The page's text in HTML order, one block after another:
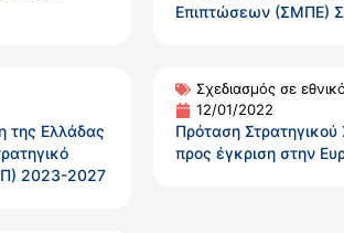
Επιπτώσεων (ΣΜΠΕ)
της Ελλάδας
2023-2027
Σχεδιασμός σε
12/01/2022
Πρόταση
προς έγκριση στην